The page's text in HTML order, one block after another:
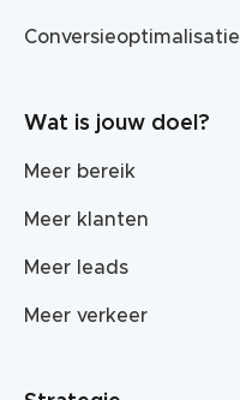
Conversieoptimalisatie
Wat is jouw doel?
Meer bereik
Meer klanten
Meer leads
Meer verkeer